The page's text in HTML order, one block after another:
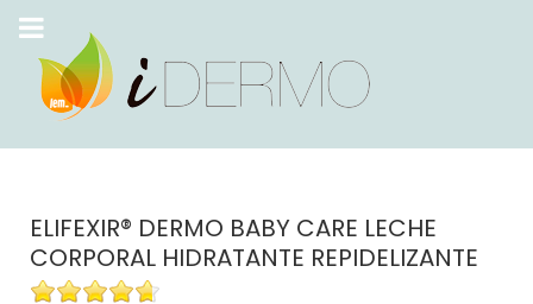
ELIFEXIR® DERMO BABY CARE LECHE
CORPORAL HIDRATANTE REPIDELIZANTE